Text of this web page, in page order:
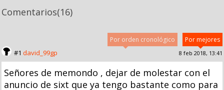
Comentarios(16)
Por mejores
Por orden cronológico
#1 david_99gp 8 feb 2018, 13:41
Señores de memondo , dejar de molestar con el
anuncio de sixt que ya tengo bastante como para